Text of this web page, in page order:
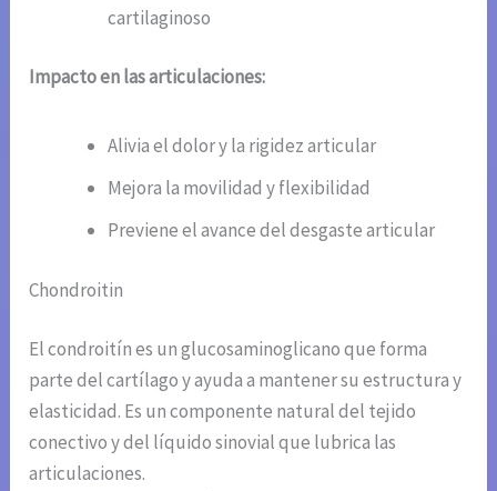
cartilaginoso
Impacto en las articulaciones:
Alivia el dolor y la rigidez articular
Mejora la movilidad y flexibilidad
Previene el avance del desgaste articular
Chondroitin
El condroitín es un glucosaminoglicano que forma
parte del cartílago y ayuda a mantener su estructura y
elasticidad. Es un componente natural del tejido
conectivo y del líquido sinovial que lubrica las
articulaciones.